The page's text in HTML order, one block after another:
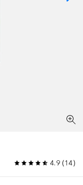
4.9(14)